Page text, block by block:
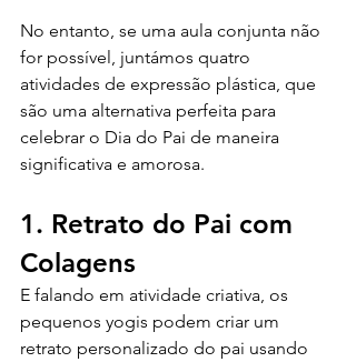
No entanto, se uma aula conjunta não
for possível, juntámos quatro
atividades de expressão plástica, que
são uma alternativa perfeita para
celebrar o Dia do Pai de maneira
significativa e amorosa.
1. Retrato do Pai com
Colagens
E falando em atividade criativa, os
pequenos yogis podem criar um
retrato personalizado do pai usando